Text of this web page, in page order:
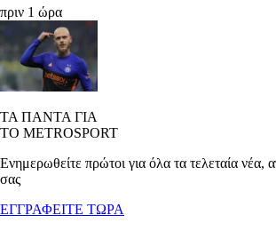
πριν 1 ώρα
ΤΑ ΠΑΝΤΑ ΓΙΑ
ΤΟ METROSPORT
Ενημερωθείτε πρώτοι για όλα τα τελεταία νέα,
σας
ΕΓΓΡΑΦΕΙΤΕ ΤΩΡΑ